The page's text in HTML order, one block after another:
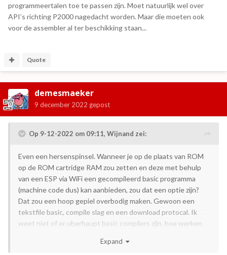
programmeertalen toe te passen zijn. Moet natuurlijk wel over
API’s richting P2000 nagedacht worden. Maar die moeten ook
voor de assembler al ter beschikking staan...
Quote
demesmaeker
9 december 2022 gepost
Op 9-12-2022 om 09:11, Wijnand zei:
Even een hersenspinsel. Wanneer je op de plaats van ROM
op de ROM cartridge RAM zou zetten en deze met behulp
van een ESP via WiFi een gecompileerd basic programma
(machine code dus) kan aanbieden, zou dat een optie zijn?
Dat zou een hoop gepiel overbodig maken. Gewoon een
tekstfile basic, compile slag en een download protocal. Ik
weet niet of er uberhaupt basic compilers zijn, hoe werken
Expand